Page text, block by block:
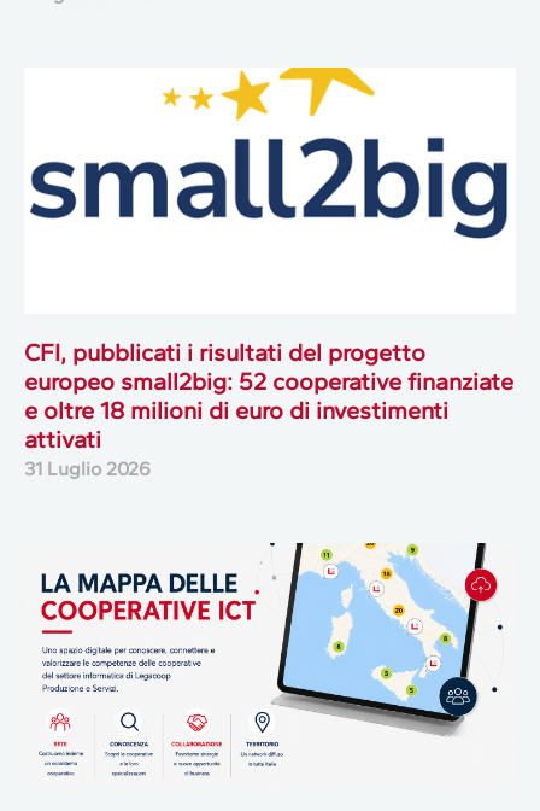
CFI, pubblicati i risultati del progetto
europeo small2big: 52 cooperative finanziate
e oltre 18 milioni di euro di investimenti
attivati
31 Luglio 2026